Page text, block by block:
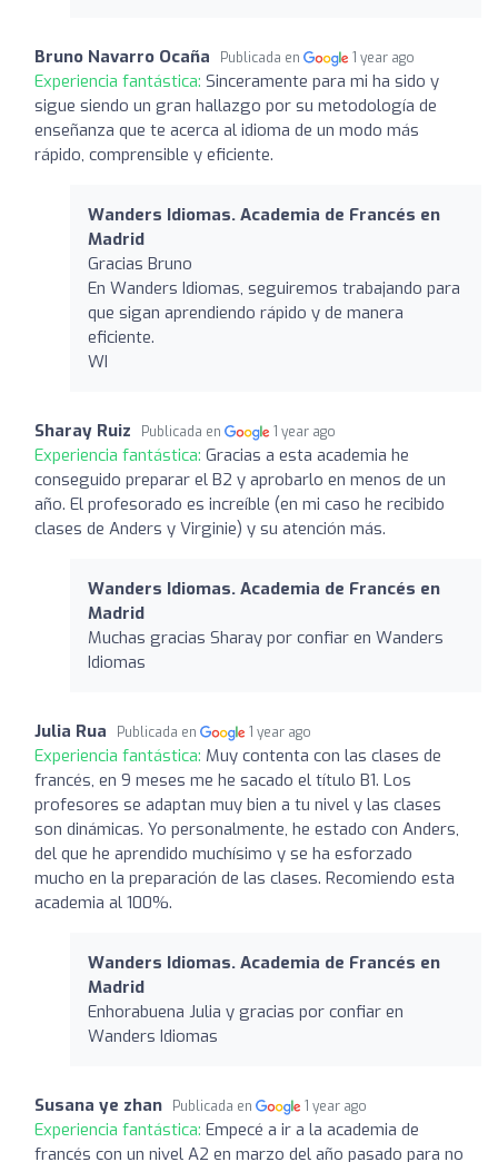
Bruno Navarro Ocaña Publicada en 1 year ago
Experiencia fantástica: Sinceramente para mi ha sido y
sigue siendo un gran hallazgo por su metodología de
enseñanza que te acerca al idioma de un modo más
rápido, comprensible y eficiente.
Wanders Idiomas. Academia de Francés en
Madrid
Gracias Bruno
En Wanders Idiomas, seguiremos trabajando para
que sigan aprendiendo rápido y de manera
eficiente.
WI
Sharay Ruiz Publicada en 1 year ago
Experiencia fantástica: Gracias a esta academia he
conseguido preparar el B2 y aprobarlo en menos de un
año. El profesorado es increíble (en mi caso he recibido
clases de Anders y Virginie) y su atención más.
Wanders Idiomas. Academia de Francés en
Madrid
Muchas gracias Sharay por confiar en Wanders
Idiomas
Julia Rua Publicada en 1 year ago
Experiencia fantástica: Muy contenta con las clases de
francés, en 9 meses me he sacado el título B1. Los
profesores se adaptan muy bien a tu nivel y las clases
son dinámicas. Yo personalmente, he estado con Anders,
del que he aprendido muchísimo y se ha esforzado
mucho en la preparación de las clases. Recomiendo esta
academia al 100%.
Wanders Idiomas. Academia de Francés en
Madrid
Enhorabuena Julia y gracias por confiar en
Wanders Idiomas
Susana ye zhan Publicada en 1 year ago
Experiencia fantástica: Empecé a ir a la academia de
francés con un nivel A2 en marzo del año pasado para no